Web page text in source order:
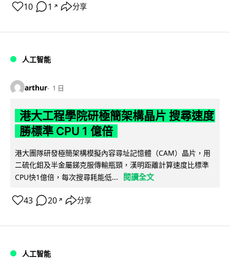
10 1 ↗ 分享
人工智能
arthur 1 日
港大工程學院研極簡架構晶片 搜尋速度
勝標準 CPU 1 億倍
港大團隊研發極簡架構模擬內容尋址記憶體（CAM）晶片，用
二硫化鉬及半金屬銻克服傳輸瓶頸，漢明距離計算速度比標準
CPU快1億倍，每次搜尋耗能低...
閱讀全文
43 20 ↗ 分享
人工智能